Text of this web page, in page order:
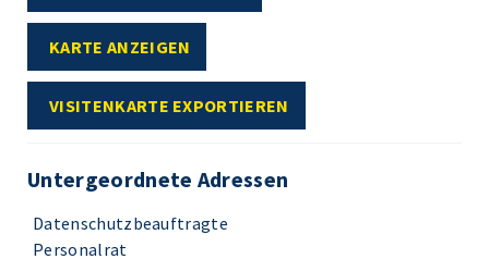
KARTE ANZEIGEN
VISITENKARTE EXPORTIEREN
Untergeordnete Adressen
Datenschutzbeauftragte
Personalrat